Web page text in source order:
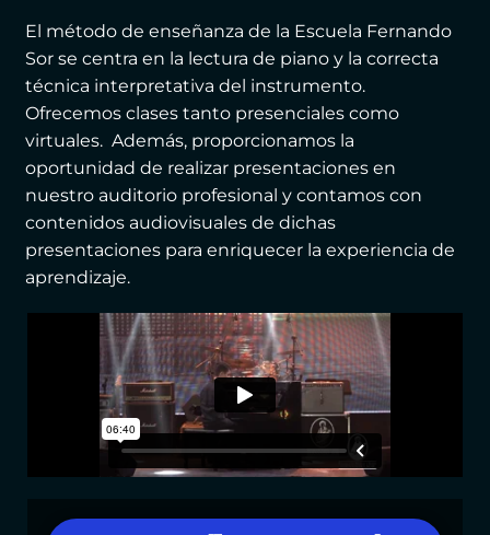
El método de enseñanza de la Escuela Fernando
Sor se centra en la lectura de piano y la correcta
técnica interpretativa del instrumento.
Ofrecemos clases tanto presenciales como
virtuales. Además, proporcionamos la
oportunidad de realizar presentaciones en
nuestro auditorio profesional y contamos con
contenidos audiovisuales de dichas
presentaciones para enriquecer la experiencia de
aprendizaje.